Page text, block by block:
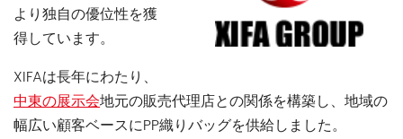
より独自の優位性を獲
得しています。
XIFAは長年にわたり、
中東の展示会地元の販売代理店との関係を構築し、地域の
幅広い顧客ベースにPP織りバッグを供給しました。